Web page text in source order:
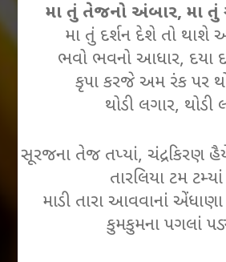
મા તું તેજનો અંબાર, મા
મા તું દર્શન દેશે તો થાશે
ભવો ભવનો આધાર, દયા
કૃપા કરજે અમ રંક પર
થોડી લગાર, થોડી
સૂરજના તેજ તપ્યાં, ચંદ્રકિરણ
તારલિયા ટમ
માડી તારા આવવાનાં
કુમકુમના પગલાં